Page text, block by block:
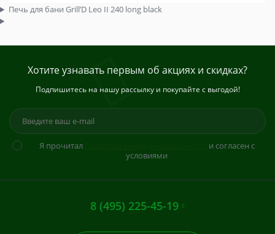
Печь для бани Grill’D Leo II 240 long black
Хотите узнавать первым об акциях и скидках?
Подпишитесь на нашу рассылку и покупайте с выгодой!
Я прочитал
и согласен с
условиями
8 (495) 225-45-19